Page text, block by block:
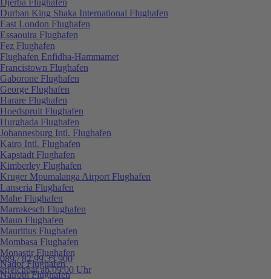
089 / 82 99 33 900
erreichbar ab 09:00 Uhr
Durban King Shaka International Flughafen
East London Flughafen
Essaouira Flughafen
Fez Flughafen
Flughafen Enfidha-Hammamet
Francistown Flughafen
Gaborone Flughafen
George Flughafen
Harare Flughafen
Hoedspruit Flughafen
Hurghada Flughafen
Johannesburg Intl. Flughafen
Kairo Intl. Flughafen
Kapstadt Flughafen
Kimberley Flughafen
Kruger Mpumalanga Airport Flughafen
Lanseria Flughafen
Mahe Flughafen
Marrakesch Flughafen
Maun Flughafen
Mauritius Flughafen
Mombasa Flughafen
Monastir Flughafen
Nador Flughafen
Nairobi Flughafen